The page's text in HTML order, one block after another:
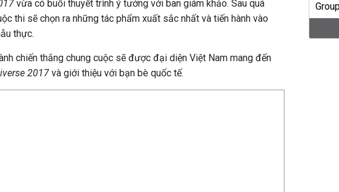
vừa có buổi thuyết trình ý tưởng với ban giám khảo. Sau quá
thi sẽ chọn ra những tác phẩm xuất sắc nhất và tiến hành vào
thực.
chiến thắng chung cuộc sẽ được đại diện Việt Nam mang đến
2017 và giới thiệu với bạn bè quốc tế.